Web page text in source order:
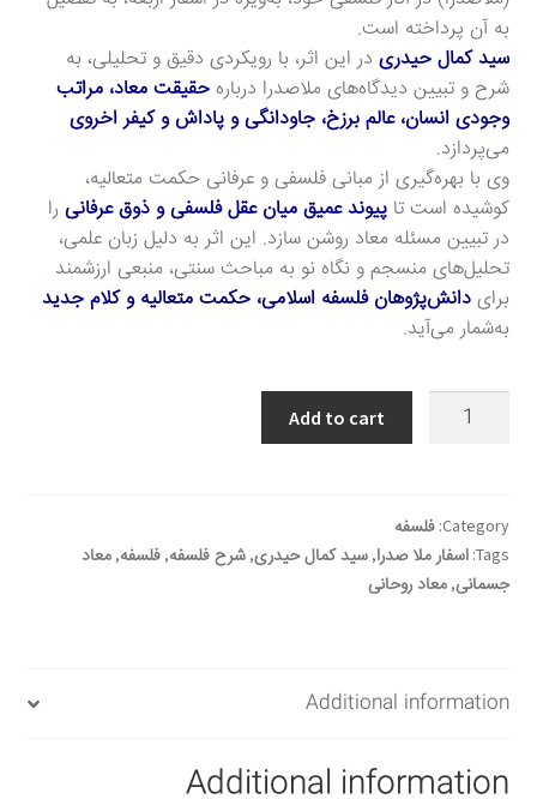
به آن پرداخته است.
سید کمال حیدریدر این اثر، با رویکردی دقیق و تحلیلی، به
شرح و تبیین دیدگاه‌های ملاصدرا درباره حقیقت معاد، مراتب
وجودی انسان، عالم برزخ، جاودانگی و پاداش و کیفر اخروی
می‌پردازد.
وی با بهره‌گیری از مبانی فلسفی و عرفانی حکمت متعالیه،
کوشیده است تا پیوند عمیق میان عقل فلسفی و ذوق عرفانیرا
در تبیین مسئله معاد روشن سازد. این اثر به دلیل زبان علمی،
تحلیل‌های منسجم و نگاه نو به مباحث سنتی، منبعی ارزشمند
برای دانش‌پژوهان فلسفه اسلامی، حکمت متعالیه و کلام جدید
به‌شمار می‌آید.
الأربعة
quantity
Add to cart
Category: فلسفه
Tags: اسفار ملا صدرا, سید کمال حیدری, شرح فلسفه, فلسفه, معاد
جسمانی, معاد روحانی
Additional information
Additional information